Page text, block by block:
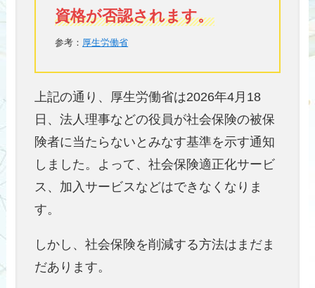
資格が否認されます。
参考： 厚生労働省
上記の通り、厚生労働省は2026年4月18
日、法人理事などの役員が社会保険の被保
険者に当たらないとみなす基準を示す通知
しました。よって、社会保険適正化サービ
ス、加入サービスなどはできなくなりま
す。
しかし、社会保険を削減する方法はまだま
だあります。